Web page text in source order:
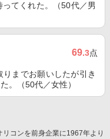
てくれた。（50代／男
69.3点
までお願いしたが引き
。（50代／女性）
コンを前身企業に1967年より